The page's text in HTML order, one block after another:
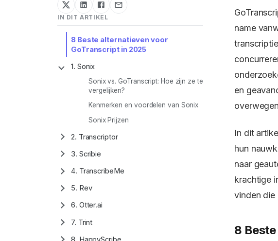
IN DIT ARTIKEL
8 Beste alternatieven voor
GoTranscript in 2025
Subsectie
1. Sonix
Sonix vs. GoTranscript: Hoe zijn ze te
vergelijken?
Kenmerken en voordelen van Sonix
Sonix Prijzen
Subsectie
2. Transcriptor
Subsectie
3. Scribie
Subsectie
4. TranscribeMe
Subsectie
5. Rev
Subsectie
6. Otter.ai
Subsectie
7. Trint
name
en
In dit
hun
naar
krachtige
vinden die
8